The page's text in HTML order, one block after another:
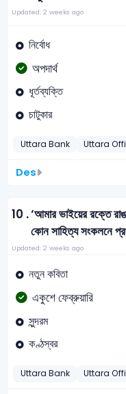
Updated: 2 weeks ago
নির্বোধ
অপদার্থ
ধূর্তব্যক্তি
চাটুকার
Uttara Bank Uttara
Des
10 .‘আমার ভাইয়ের রক্তে
কোন সাহিত্য সংকলনে
Updated: 2 weeks ago
নতুন কবিতা
একুশে ফেব্রুয়ারি
সুন্দরম
কণ্ঠস্বর
Uttara Bank Uttara